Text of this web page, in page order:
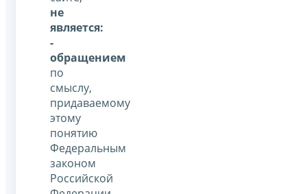
не
является:
-
обращением
по
смыслу,
придаваемому
этому
понятию
Федеральным
законом
Российской